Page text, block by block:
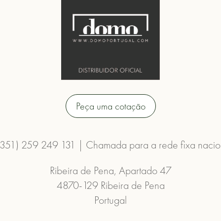
Peça uma cotação
259 249 131 | Chamada para a rede fixa
Ribeira de Pena, Apartado 47
4870-129 Ribeira de Pena
Portugal